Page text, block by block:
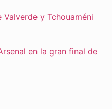
y Tchouaméni
en la gran final de